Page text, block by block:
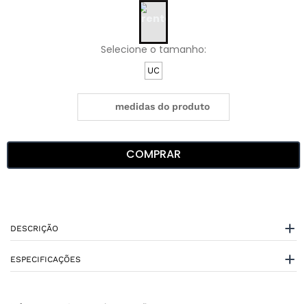
UC
medidas do produto
COMPRAR
DESCRIÇÃO
ESPECIFICAÇÕES